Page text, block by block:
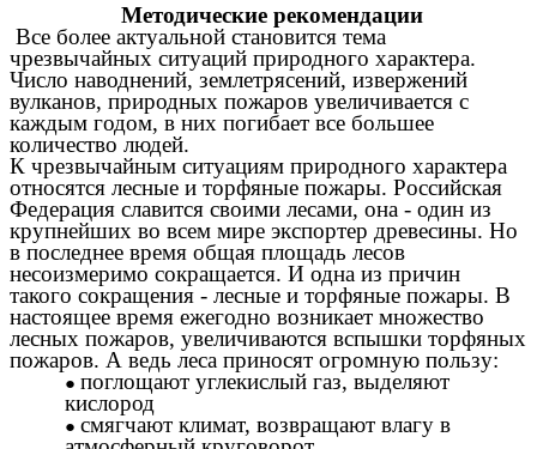
Методические рекомендации
Все более актуальной становится тема
чрезвычайных ситуаций природного характера.
Число наводнений, землетрясений, извержений
вулканов, природных пожаров увеличивается с
каждым годом, в них погибает все большее
количество людей.
К чрезвычайным ситуациям природного характера
относятся лесные и торфяные пожары. Российская
Федерация славится своими лесами, она - один из
крупнейших во всем мире экспортер древесины. Но
в последнее время общая площадь лесов
несоизмеримо сокращается. И одна из причин
такого сокращения - лесные и торфяные пожары. В
настоящее время ежегодно возникает множество
лесных пожаров, увеличиваются вспышки торфяных
пожаров. А ведь леса приносят огромную пользу:
поглощают углекислый газ, выделяют
кислород
смягчают климат, возвращают влагу в